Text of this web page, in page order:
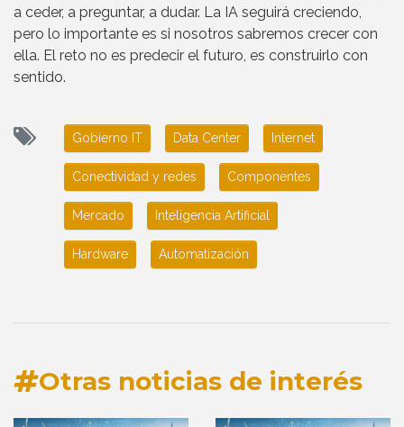
a ceder, a preguntar, a dudar. La IA seguirá creciendo,
pero lo importante es si nosotros sabremos crecer con
ella. El reto no es predecir el futuro, es construirlo con
sentido.
Gobierno IT Data Center Internet
Conectividad y redes Componentes
Mercado Inteligencia Artificial
Hardware Automatización
Otras noticias de interés